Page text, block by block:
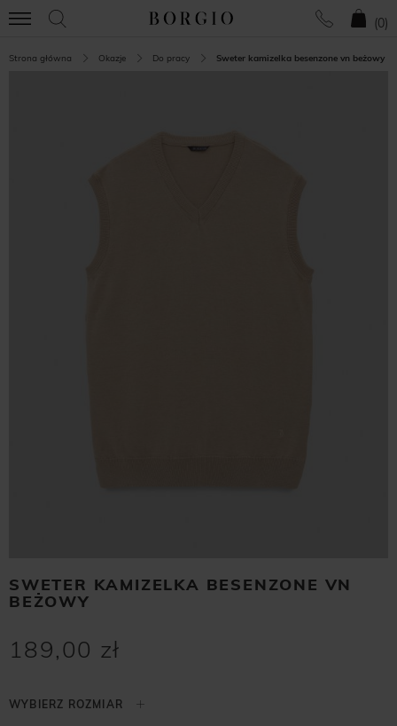
(0)
Strona główna Okazje Do pracy Sweter kamizelka besenzone vn beżowy
SWETER KAMIZELKA BESENZONE VN
BEŻOWY
189,00 zł